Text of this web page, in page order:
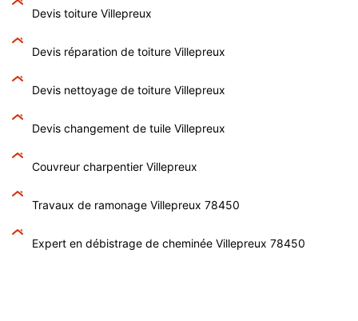
Devis toiture Villepreux
Devis réparation de toiture Villepreux
Devis nettoyage de toiture Villepreux
Devis changement de tuile Villepreux
Couvreur charpentier Villepreux
Travaux de ramonage Villepreux 78450
Expert en débistrage de cheminée Villepreux 78450